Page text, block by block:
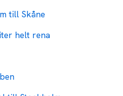
till Skåne
helt rena